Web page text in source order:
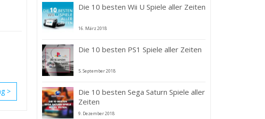
>
Die 10 besten Wii U Spiele aller Zeiten
16. März 2018
Die 10 besten PS1 Spiele aller Zeiten
5. September 2018
Die 10 besten Sega Saturn Spiele aller
Zeiten
9. Dezember 2018